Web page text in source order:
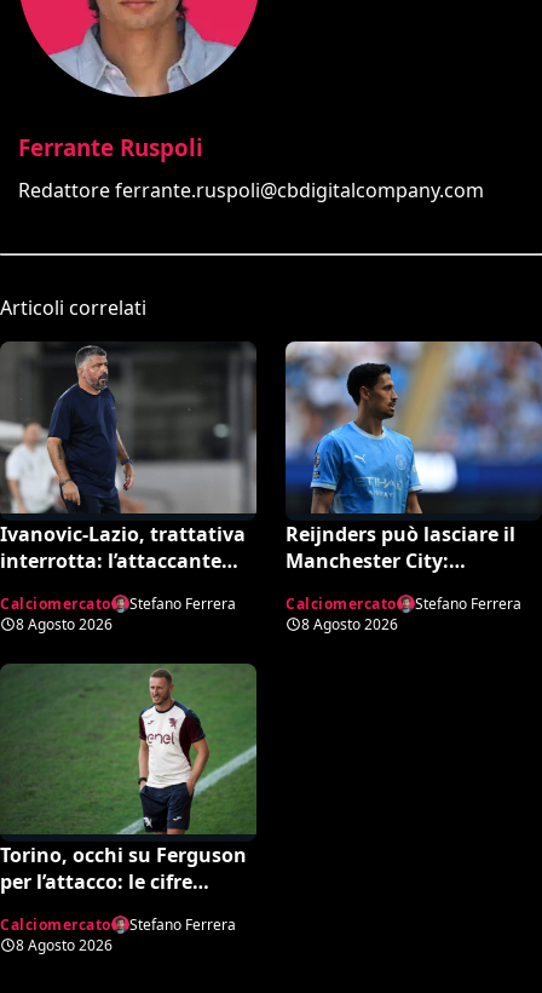
Ferrante Ruspoli
Redattoreferrante.ruspoli@cbdigitalcompany.com
Articoli correlati
Ivanovic-Lazio, trattativa
interrotta: l’attaccante
trasferimento
Calciomercato
Stefano Ferrera
8 Agosto 2026
Reijnders può lasciare il
Manchester City:
pressing
Calciomercato
Stefano Ferrera
8 Agosto 2026
Torino, occhi su Ferguson
per l’attacco: le cifre
Calciomercato
Stefano Ferrera
8 Agosto 2026